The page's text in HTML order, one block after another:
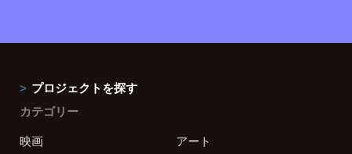
プロジェクトを探す
カテゴリー
映画
アート